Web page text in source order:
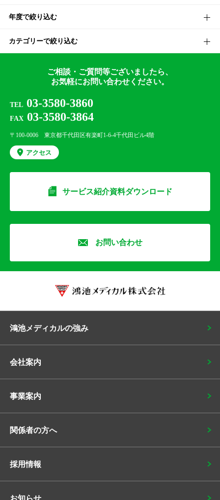
年度で絞り込む
カテゴリーで絞り込む
ご相談・ご質問等ございましたら、
お気軽にお問い合わせください。
TEL 03-3580-3860
FAX 03-3580-3864
〒100-0006 東京都千代田区有楽町1-6-4千代田ビル4階
アクセス
サービス紹介資料ダウンロード
お問い合わせ
鴻池メディカルの強み
会社案内
事業案内
関係者の方へ
採用情報
お知らせ